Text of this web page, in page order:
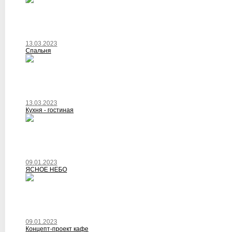
13.03.2023
Спальня
13.03.2023
Кухня - гостиная
09.01.2023
ЯСНОЕ НЕБО
09.01.2023
Концепт-проект кафе